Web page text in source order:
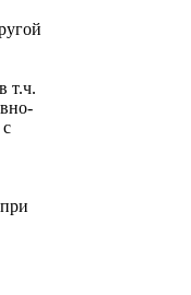
т.ч.